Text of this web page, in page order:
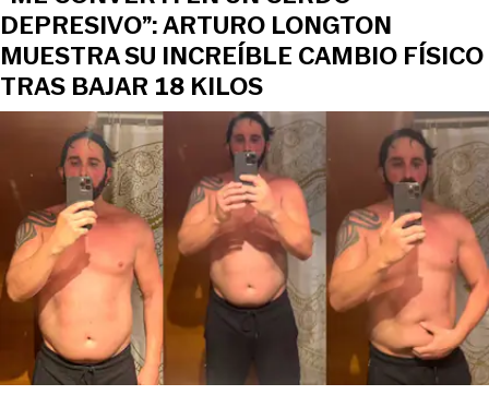
DEPRESIVO”: ARTURO LONGTON
MUESTRA SU INCREÍBLE CAMBIO FÍSICO
TRAS BAJAR 18 KILOS